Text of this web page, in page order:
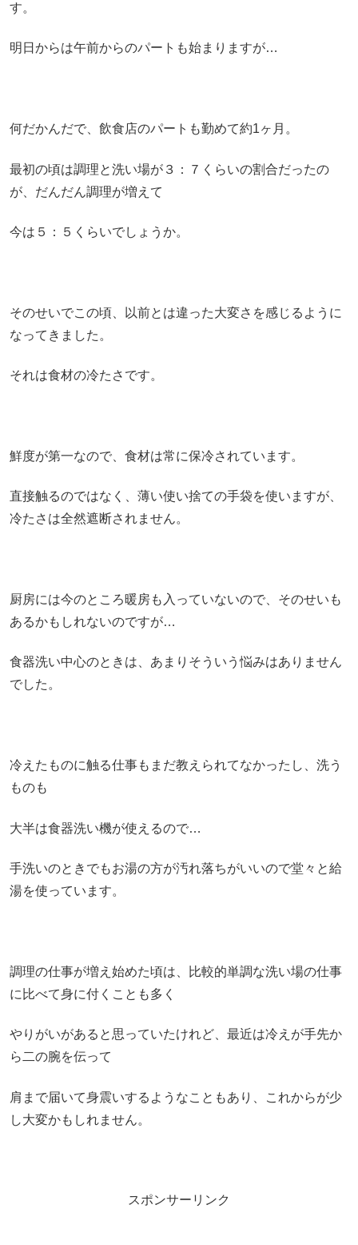
す。
明日からは午前からのパートも始まりますが…
何だかんだで、飲食店のパートも勤めて約1ヶ月。
最初の頃は調理と洗い場が３：７くらいの割合だったの
が、だんだん調理が増えて
今は５：５くらいでしょうか。
そのせいでこの頃、以前とは違った大変さを感じるように
なってきました。
それは食材の冷たさです。
鮮度が第一なので、食材は常に保冷されています。
直接触るのではなく、薄い使い捨ての手袋を使いますが、
冷たさは全然遮断されません。
厨房には今のところ暖房も入っていないので、そのせいも
あるかもしれないのですが…
食器洗い中心のときは、あまりそういう悩みはありません
でした。
冷えたものに触る仕事もまだ教えられてなかったし、洗う
ものも
大半は食器洗い機が使えるので…
手洗いのときでもお湯の方が汚れ落ちがいいので堂々と給
湯を使っています。
調理の仕事が増え始めた頃は、比較的単調な洗い場の仕事
に比べて身に付くことも多く
やりがいがあると思っていたけれど、最近は冷えが手先か
ら二の腕を伝って
肩まで届いて身震いするようなこともあり、これからが少
し大変かもしれません。
スポンサーリンク